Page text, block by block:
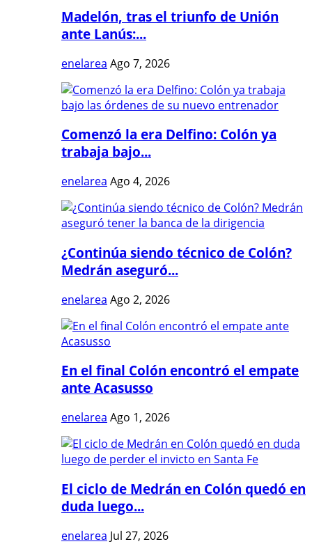
Madelón, tras el triunfo de Unión
ante Lanús:...
enelarea Ago 7, 2026
Comenzó la era Delfino: Colón ya
trabaja bajo...
enelarea Ago 4, 2026
¿Continúa siendo técnico de Colón?
Medrán aseguró...
enelarea Ago 2, 2026
En el final Colón encontró el empate
ante Acasusso
enelarea Ago 1, 2026
El ciclo de Medrán en Colón quedó en
duda luego...
enelarea Jul 27, 2026